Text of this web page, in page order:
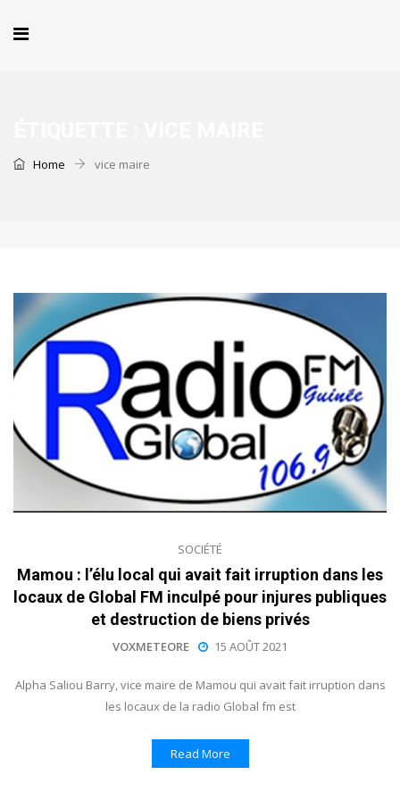
Home vice maire
SOCIÉTÉ
Mamou : l’élu local qui avait fait irruption dans les
locaux de Global FM inculpé pour injures publiques
et destruction de biens privés
VOXMETEORE 15 AOÛT 2021
Alpha Saliou Barry, vice maire de Mamou qui avait fait irruption dans
les locaux de la radio Global fm est
Read More